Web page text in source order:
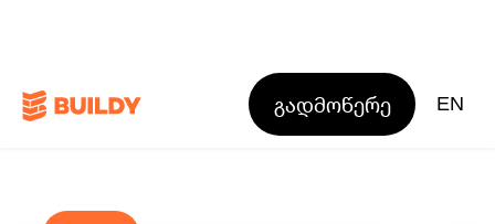
გადმოწერე EN